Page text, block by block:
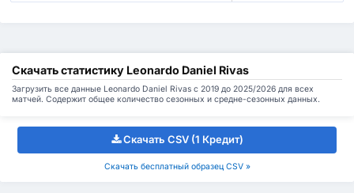
Скачать статистику Leonardo Daniel Rivas
Загрузить все данные Leonardo Daniel Rivas с 2019 до 2025/2026 для всех
матчей. Содержит общее количество сезонных и средне-сезонных данных.
Скачать CSV (1 Кредит)
Скачать бесплатный образец CSV »